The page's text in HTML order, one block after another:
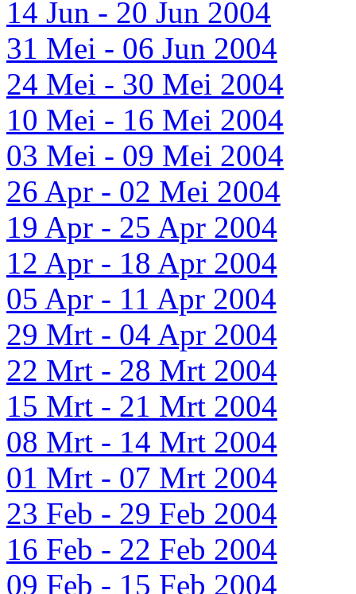
14 Jun - 20 Jun 2004
31 Mei - 06 Jun 2004
24 Mei - 30 Mei 2004
10 Mei - 16 Mei 2004
03 Mei - 09 Mei 2004
26 Apr - 02 Mei 2004
19 Apr - 25 Apr 2004
12 Apr - 18 Apr 2004
05 Apr - 11 Apr 2004
29 Mrt - 04 Apr 2004
22 Mrt - 28 Mrt 2004
15 Mrt - 21 Mrt 2004
08 Mrt - 14 Mrt 2004
01 Mrt - 07 Mrt 2004
23 Feb - 29 Feb 2004
16 Feb - 22 Feb 2004
09 Feb - 15 Feb 2004